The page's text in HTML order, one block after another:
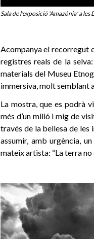
Sala de l'exposició 'Amazônia' a les
Acompanya el recorregut
registres reals de la
materials del Museu
immersiva, molt semblant
La mostra, que es podrà
més d’un milió i mig de
través de la bellesa de les
assumir, amb urgència,
mateix artista: “La terra no